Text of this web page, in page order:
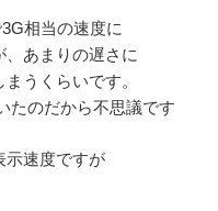
相当の速度に
、あまりの遅さに
うくらいです。
たのだから不思議です
示速度ですが